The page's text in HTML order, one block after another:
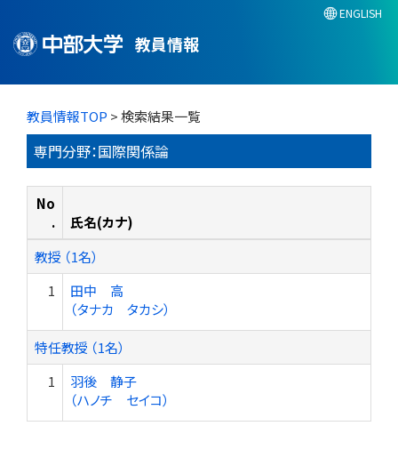
教員情報
ENGLISH
教員情報TOP > 検索結果一覧
専門分野：国際関係論
No
.
氏名(カナ)
教授 （1名）
1
田中 高
（タナカ タカシ）
特任教授 （1名）
1
羽後 静子
（ハノチ セイコ）